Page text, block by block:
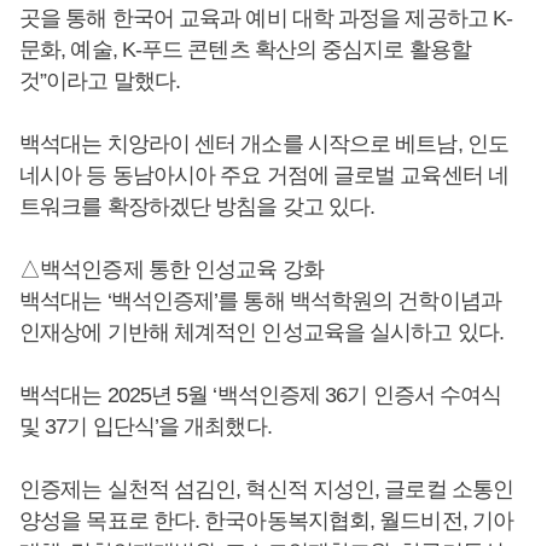
곳을 통해 한국어 교육과 예비 대학 과정을 제공하고 K-
문화, 예술, K-푸드 콘텐츠 확산의 중심지로 활용할
것”이라고 말했다.
백석대는 치앙라이 센터 개소를 시작으로 베트남, 인도
네시아 등 동남아시아 주요 거점에 글로벌 교육센터 네
트워크를 확장하겠단 방침을 갖고 있다.
△백석인증제 통한 인성교육 강화
백석대는 ‘백석인증제’를 통해 백석학원의 건학이념과
인재상에 기반해 체계적인 인성교육을 실시하고 있다.
백석대는 2025년 5월 ‘백석인증제 36기 인증서 수여식
및 37기 입단식’을 개최했다.
인증제는 실천적 섬김인, 혁신적 지성인, 글로컬 소통인
양성을 목표로 한다. 한국아동복지협회, 월드비전, 기아